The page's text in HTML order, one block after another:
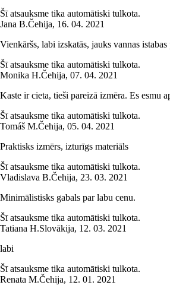
Šī atsauksme tika automātiski tulkota.
Jana B.Čehija, 16. 04. 2021
Vienkāršs, labi izskatās, jauks vannas istabas
Šī atsauksme tika automātiski tulkota.
Monika H.Čehija, 07. 04. 2021
Kaste ir cieta, tieši pareizā izmēra. Es esmu
Šī atsauksme tika automātiski tulkota.
Tomáš M.Čehija, 05. 04. 2021
Praktisks izmērs, izturīgs materiāls
Šī atsauksme tika automātiski tulkota.
Vladislava B.Čehija, 23. 03. 2021
Minimālistisks gabals par labu cenu.
Šī atsauksme tika automātiski tulkota.
Tatiana H.Slovākija, 12. 03. 2021
labi
Šī atsauksme tika automātiski tulkota.
Renata M.Čehija, 12. 01. 2021